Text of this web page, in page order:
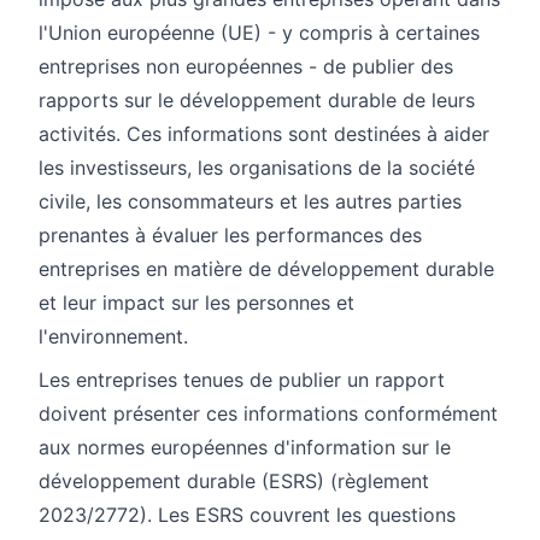
l'Union européenne (UE) - y compris à certaines
entreprises non européennes - de publier des
rapports sur le développement durable de leurs
activités. Ces informations sont destinées à aider
les investisseurs, les organisations de la société
civile, les consommateurs et les autres parties
prenantes à évaluer les performances des
entreprises en matière de développement durable
et leur impact sur les personnes et
l'environnement.
Les entreprises tenues de publier un rapport
doivent présenter ces informations conformément
aux normes européennes d'information sur le
développement durable (ESRS) (règlement
2023/2772). Les ESRS couvrent les questions